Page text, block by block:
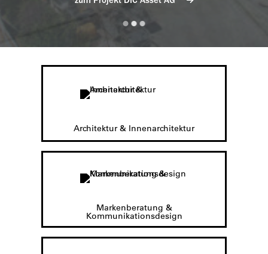
Architektur & Innenarchitektur
Markenberatung &
Kommunikationsdesign